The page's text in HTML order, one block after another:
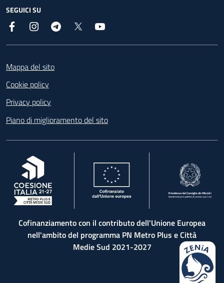
SEGUICI SU
Facebook InstagramTelegram
Mappa del sito
Cookie policy
Privacy policy
Piano di miglioramento del sito
, apre in una nuova scheda
Cofinanziamento con il contributo dell'Unione Europea
nell'ambito del programma PN Metro Plus e Città
Medie Sud 2021-2027